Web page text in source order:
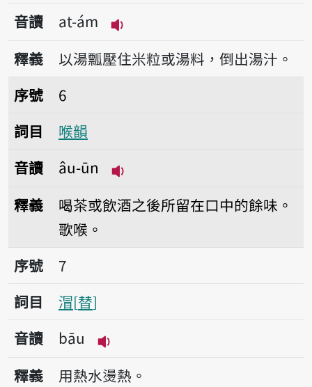
音讀
at-ám
播放音讀at-ám
釋義
以湯瓢壓住米粒或湯料，倒出湯汁。
序號6喉韻
序號
6
詞目
喉韻
音讀
âu-ūn
釋義
喝茶或飲酒之後所留在口中的餘味。
歌喉。
序號7㴘
序號
7
詞目
㴘 替
音讀
bāu
播放音讀bāu
釋義
用熱水燙熱。